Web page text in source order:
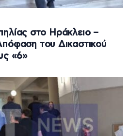
στο Ηράκλειο –
του Δικαστικού
«6»